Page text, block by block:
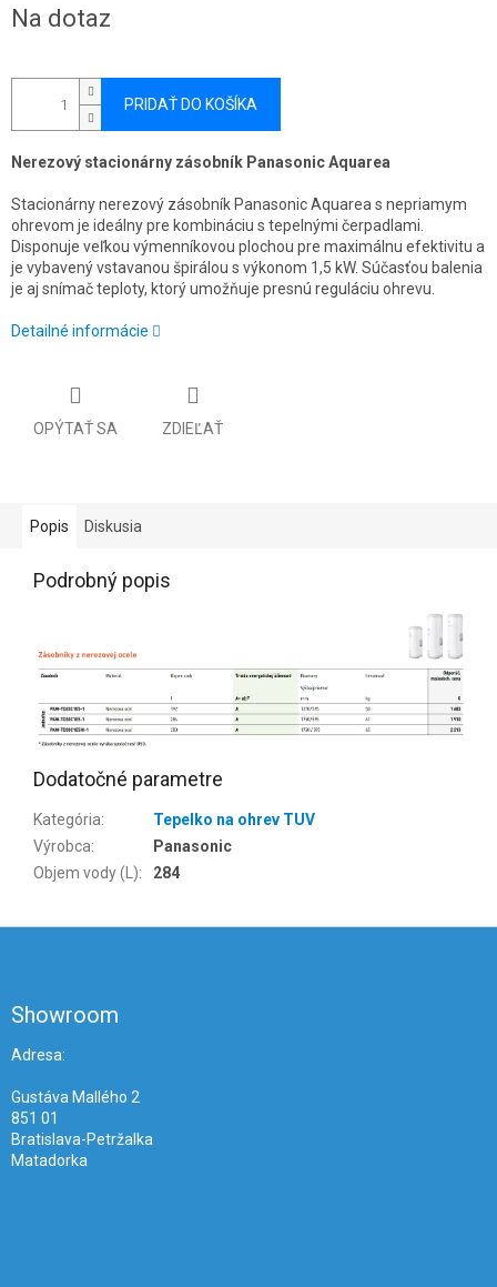
cena:
Na dotaz
PRIDAŤ DO KOŠÍKA
Nerezový stacionárny zásobník Panasonic Aquarea
Stacionárny nerezový zásobník Panasonic Aquarea s nepriamym
ohrevom je ideálny pre kombináciu s tepelnými čerpadlami.
Disponuje veľkou výmenníkovou plochou pre maximálnu efektivitu a
je vybavený vstavanou špirálou s výkonom 1,5 kW. Súčasťou balenia
je aj snímač teploty, ktorý umožňuje presnú reguláciu ohrevu.
Detailné informácie
OPÝTAŤ SA ZDIEĽAŤ
Popis Diskusia
Podrobný popis
Dodatočné parametre
Kategória:
Tepelko na ohrev TUV
Výrobca:
Panasonic
Objem vody (L): 284
Showroom
Adresa:
Gustáva Mallého 2
851 01
Bratislava-Petržalka
Matadorka